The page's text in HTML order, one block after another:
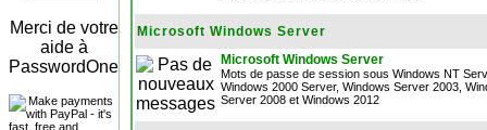
Merci de votre
aide à
PasswordOne
Microsoft Windows Server
Microsoft Windows Server
Mots de passe de session sous Windows NT
Windows 2000 Server, Windows Server 2003,
Server 2008 et Windows 2012